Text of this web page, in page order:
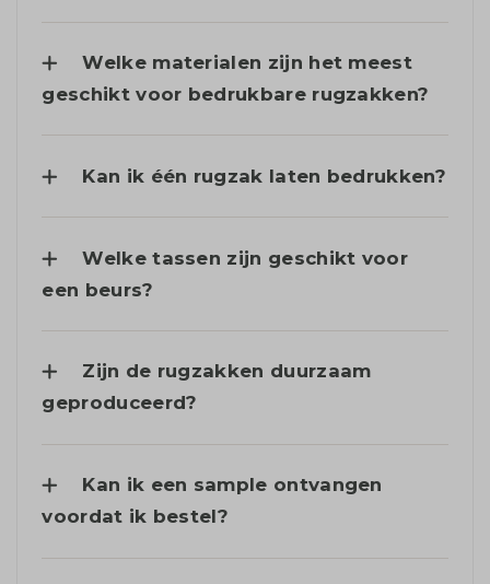
Welke materialen zijn het meest
geschikt voor bedrukbare rugzakken?
Kan ik één rugzak laten bedrukken?
Welke tassen zijn geschikt voor
een beurs?
Zijn de rugzakken duurzaam
geproduceerd?
Kan ik een sample ontvangen
voordat ik bestel?